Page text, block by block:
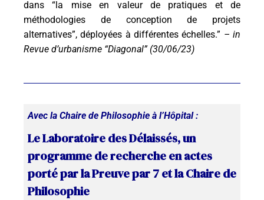
dans “la mise en valeur de pratiques et de
méthodologies de conception de projets
alternatives”, déployées à différentes échelles.” – in
Revue d’urbanisme “Diagonal” (30/06/23)
Avec la Chaire de Philosophie à l’Hôpital :
Le Laboratoire des Délaissés, un
programme de recherche en actes
porté par la Preuve par 7 et la Chaire de
Philosophie